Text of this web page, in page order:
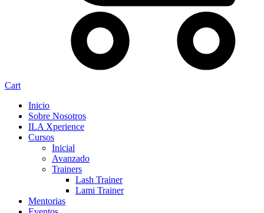
Cart
Inicio
Sobre Nosotros
ILA Xperience
Cursos
Inicial
Avanzado
Trainers
Lash Trainer
Lami Trainer
Mentorias